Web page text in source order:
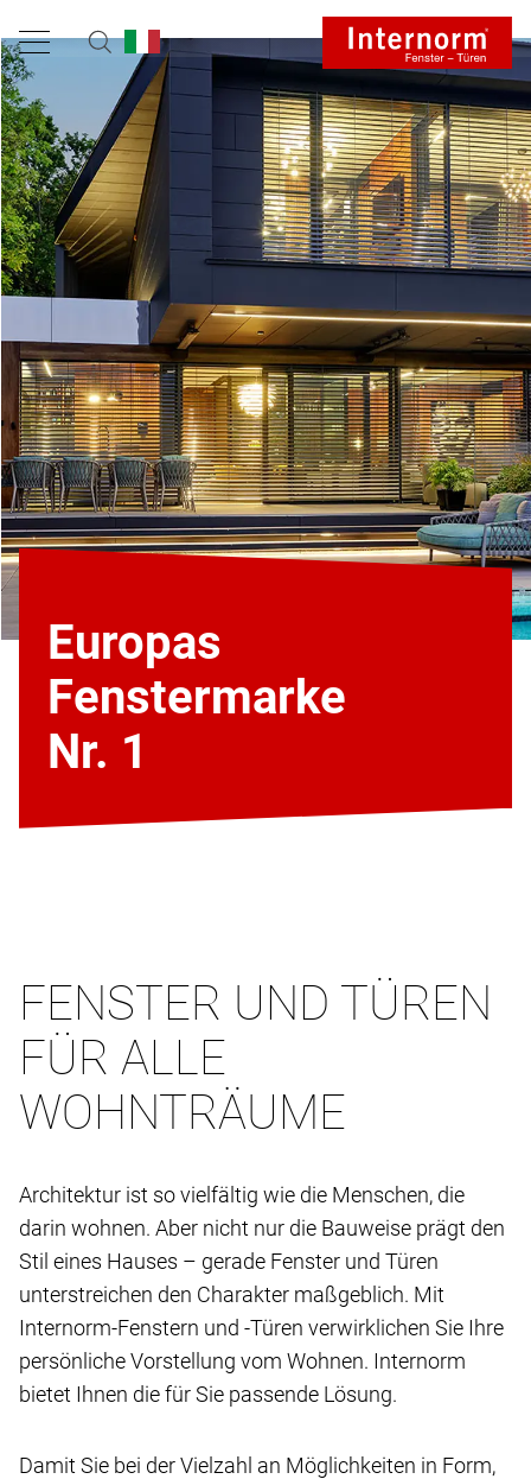
Europas
Fenstermarke
Nr. 1
FENSTER UND TÜREN
FÜR ALLE
WOHNTRÄUME
Architektur ist so vielfältig wie die Menschen, die
darin wohnen. Aber nicht nur die Bauweise prägt den
Stil eines Hauses – gerade Fenster und Türen
unterstreichen den Charakter maßgeblich. Mit
Internorm-Fenstern und -Türen verwirklichen Sie Ihre
persönliche Vorstellung vom Wohnen. Internorm
bietet Ihnen die für Sie passende Lösung.
Damit Sie bei der Vielzahl an Möglichkeiten in Form,